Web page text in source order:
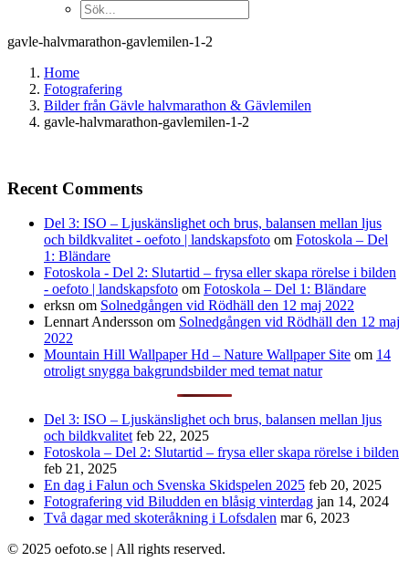
gavle-halvmarathon-gavlemilen-1-2
Home
Fotografering
Bilder från Gävle halvmarathon & Gävlemilen
gavle-halvmarathon-gavlemilen-1-2
Recent Comments
Del 3: ISO – Ljuskänslighet och brus, balansen mellan ljus
och bildkvalitet - oefoto | landskapsfoto om Fotoskola – Del
1: Bländare
Fotoskola - Del 2: Slutartid – frysa eller skapa rörelse i bilden
- oefoto | landskapsfoto om Fotoskola – Del 1: Bländare
erksn om Solnedgången vid Rödhäll den 12 maj 2022
Lennart Andersson om Solnedgången vid Rödhäll den 12 maj
2022
Mountain Hill Wallpaper Hd – Nature Wallpaper Site om 14
otroligt snygga bakgrundsbilder med temat natur
Del 3: ISO – Ljuskänslighet och brus, balansen mellan ljus
och bildkvalitet feb 22, 2025
Fotoskola – Del 2: Slutartid – frysa eller skapa rörelse i bilden
feb 21, 2025
En dag i Falun och Svenska Skidspelen 2025 feb 20, 2025
Fotografering vid Biludden en blåsig vinterdag jan 14, 2024
Två dagar med skoteråkning i Lofsdalen mar 6, 2023
© 2025 oefoto.se | All rights reserved.